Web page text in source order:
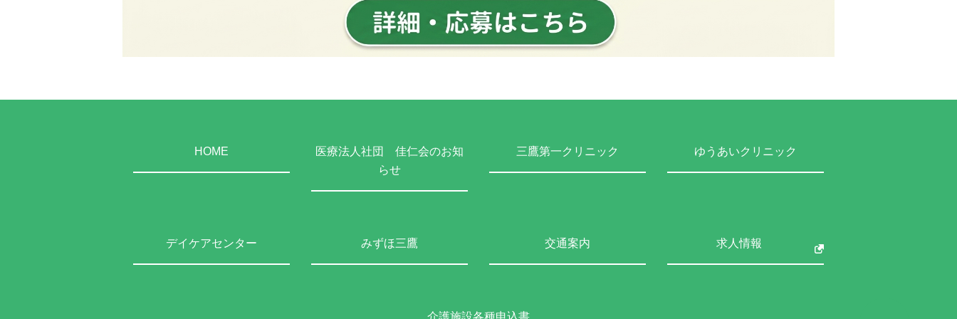
HOME
医療法人社団 佳仁会のお知
らせ
三鷹第一クリニック ゆうあいクリニック
デイケアセンター みずほ三鷹 交通案内 求人情報
介護施設各種申込書